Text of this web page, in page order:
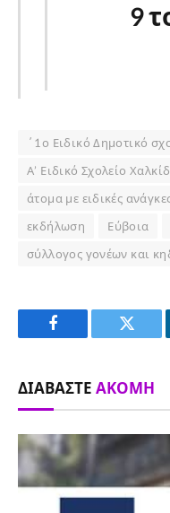
9
΄1ο Ειδικό Δημοτικό
Α’ Ειδικό Σχολείο
άτομα με ειδικές
εκδήλωση
Εύβοια
σύλλογος γονέων και
Facebook
ΔΙΑΒΆΣΤΕ ΑΚΌΜΗ